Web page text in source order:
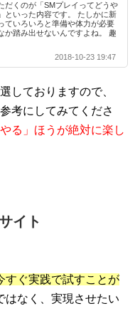
だくのが「SMプレイってどうや
といった内容です。 たしかに新
ていろいろと準備や体力が必要
か踏み出せないんですよね。 趣
2018-10-23 19:47
しておりますので、
考にしてみてくださ
る」ほうが絶対に楽し
イト
すぐ実践で試すことが
はなく、実現させたい